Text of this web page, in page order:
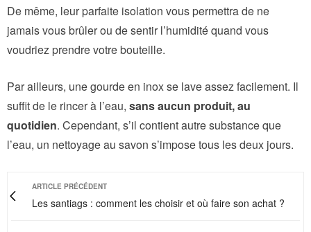
De même, leur parfaite isolation vous permettra de ne
jamais vous brûler ou de sentir l’humidité quand vous
voudriez prendre votre bouteille.
Par ailleurs, une gourde en inox se lave assez facilement. Il
suffit de le rincer à l’eau, sans aucun produit, au
quotidien. Cependant, s’il contient autre substance que
l’eau, un nettoyage au savon s’impose tous les deux jours.
ARTICLE PRÉCÉDENT
Les santiags : comment les choisir et où faire son achat ?